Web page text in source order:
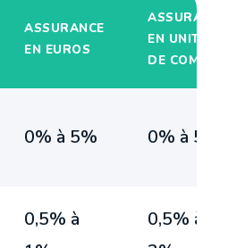
ASSURANCE
EN EUROS
ASSURANCE
EN UNITÉS
DE COMPTE
0% à 5% 0% à 5%
0,5% à
0,5% à